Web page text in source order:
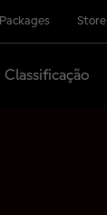
Packages Store
Classificação